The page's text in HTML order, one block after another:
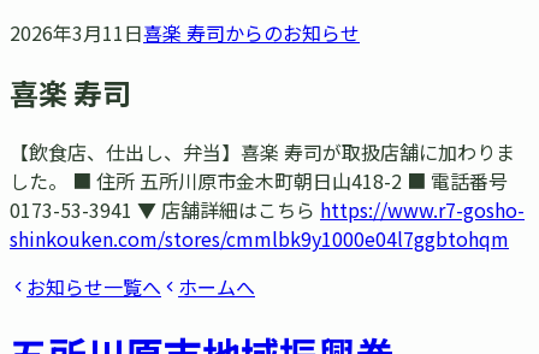
2026年3月11日喜楽 寿司からのお知らせ
喜楽 寿司
【飲食店、仕出し、弁当】喜楽 寿司が取扱店舗に加わりま
した。 ■ 住所 五所川原市金木町朝日山418-2 ■ 電話番号
0173-53-3941 ▼ 店舗詳細はこちら https://www.r7-gosho-
shinkouken.com/stores/cmmlbk9y1000e04l7ggbtohqm
お知らせ一覧へ
ホームへ